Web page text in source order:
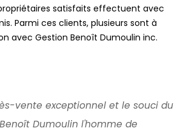
satisfaits effectuent avec
Parmi ces clients, plusieurs sont à
avec Gestion Benoît Dumoulin inc.
vente exceptionnel et le souci du
Dumoulin l'homme de